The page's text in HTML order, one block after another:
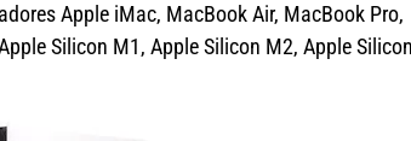
Apple iMac, MacBook Air, MacBook Pro,
Silicon M1, Apple Silicon M2, Apple